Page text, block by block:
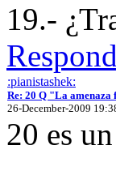
19.-
:pianistashek:
Re: 20 Q "La amenaza
26-December-2009
20 es